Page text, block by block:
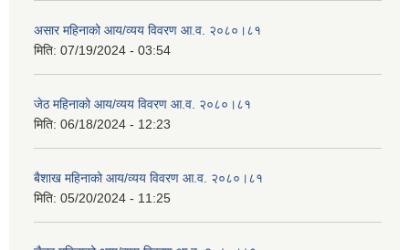
असार महिनाको आय/व्यय विवरण आ.व. २०८०।८१
मिति: 07/19/2024 - 03:54
जेठ महिनाको आय/व्यय विवरण आ.व. २०८०।८१
मिति: 06/18/2024 - 12:23
बैशाख महिनाको आय/व्यय विवरण आ.व. २०८०।८१
मिति: 05/20/2024 - 11:25